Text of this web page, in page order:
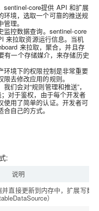
sentinel-core提供 API 和扩展
环境，选取一个可靠的推送规
理。
监控数据查询。sentinel-core
来拉取资源运行信息。当机
来拉取，聚合，并且存
有一个存储媒介，来存储历史
环境下的权限控制是非常重要
去修改应用的规则。
们会对“规则管理和推送”，
对于鉴权，由于每个开发者
使用了简单的认证。开发者可
自己的方式。
:
说明
直接更新到内存中，扩展写数
）